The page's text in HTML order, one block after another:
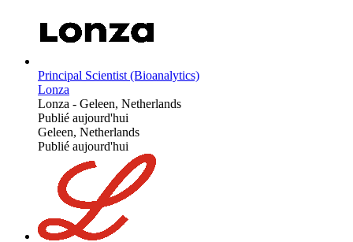
Principal Scientist (Bioanalytics)
Lonza
Lonza - Geleen, Netherlands
Publié aujourd'hui
Geleen, Netherlands
Publié aujourd'hui